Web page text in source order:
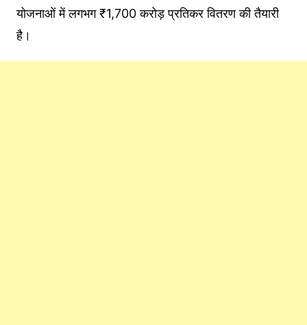
योजनाओं में लगभग ₹1,700 करोड़ प्रतिकर वितरण की तैयारी
है।